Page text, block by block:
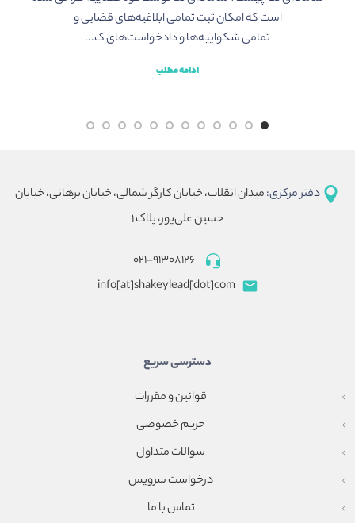
است که امکان ثبت تمامی ابلاغیه‌های قضایی و
تمامی شکواییه‌ها و دادخواست‌های ک...
ادامه مطلب
دفتر مرکزی:میدان انقلاب، خیابان کارگر شمالی، خیابان برهانی، خیابان
حسین علی‌پور، پلاک ۱
۰۲۱-۹۱۳۰۸۱۲۶
دسترسی سریع
قوانین و مقررات
حریم خصوصی
سوالات متداول
درخواست سرویس
تماس با ما